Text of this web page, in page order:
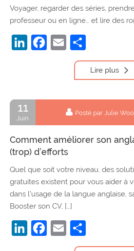
Voyager, regarder des séries,
professeur ou en ligne… et lire des
LinkedIn
Facebook
Email
Lire plus
11
Juin
Posté par Julie
Comment améliorer son
(trop) d’efforts
Quel que soit votre niveau, des
gratuites existent pour vous aider à
dans l’usage de la langue anglaise,
Booster son CV, […]
LinkedIn
Facebook
Email